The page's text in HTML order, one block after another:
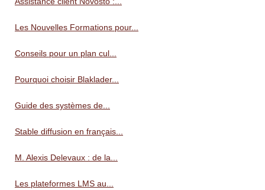
Les Nouvelles Formations pour...
Conseils pour un plan cul...
Pourquoi choisir Blaklader...
Guide des systèmes de...
Stable diffusion en français...
M. Alexis Delevaux : de la...
Les plateformes LMS au...